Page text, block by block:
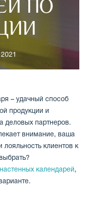
ПО
– удачный способ
продукции и
деловых партнеров.
внимание, ваша
клиентов к
календарей,